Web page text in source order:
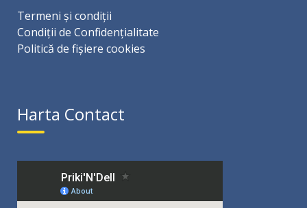
Termeni și condiții
Condiții de Confidențialitate
Politică de fișiere cookies
Harta Contact